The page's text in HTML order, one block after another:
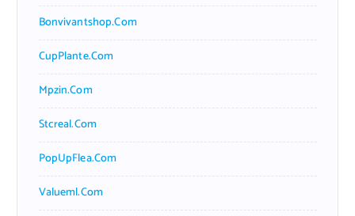
Bonvivantshop.com
CupPlante.com
Mpzin.com
Stcreal.com
PopUpFlea.com
Valueml.com